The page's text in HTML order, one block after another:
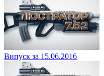
Випуск за 15.06.2016